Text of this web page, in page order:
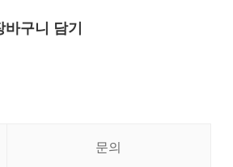
바구니 담기
문의